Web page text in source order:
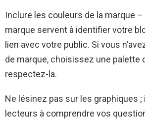
Inclure les couleurs de la marque
marque servent à identifier votre
lien avec votre public. Si vous
de marque, choisissez une palette
respectez-la.
Ne lésinez pas sur les graphiques ;
lecteurs à comprendre vos